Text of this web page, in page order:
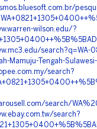
wilson.edu/?
search?q=WA-
Mamuju-Tengah-
search?
search/
search?